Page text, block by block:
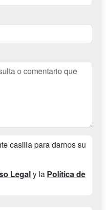
casilla para darnos su
Legaly la Política de